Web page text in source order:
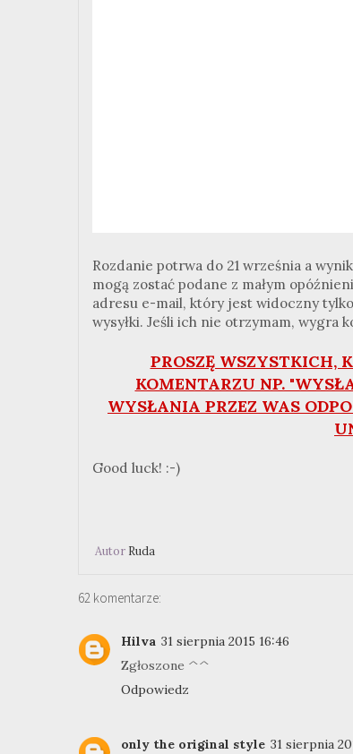
Rozdanie potrwa do 21 września a
mogą zostać podane z małym
adresu e-mail, który jest widoczny
wysyłki. Jeśli ich nie otrzymam, wygra
PROSZĘ WSZYSTKICH,
KOMENTARZU NP.
WYSŁANIA PRZEZ WAS
Good luck! :-)
Autor Ruda
62 komentarze:
Hilva 31 sierpnia 2015 16:46
Zgłoszone ^^
Odpowiedz
only the original style 31 sierpnia